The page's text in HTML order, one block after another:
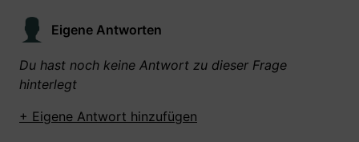
Eigene Antworten
Du hast noch keine Antwort zu dieser Frage
hinterlegt
+ Eigene Antwort hinzufügen